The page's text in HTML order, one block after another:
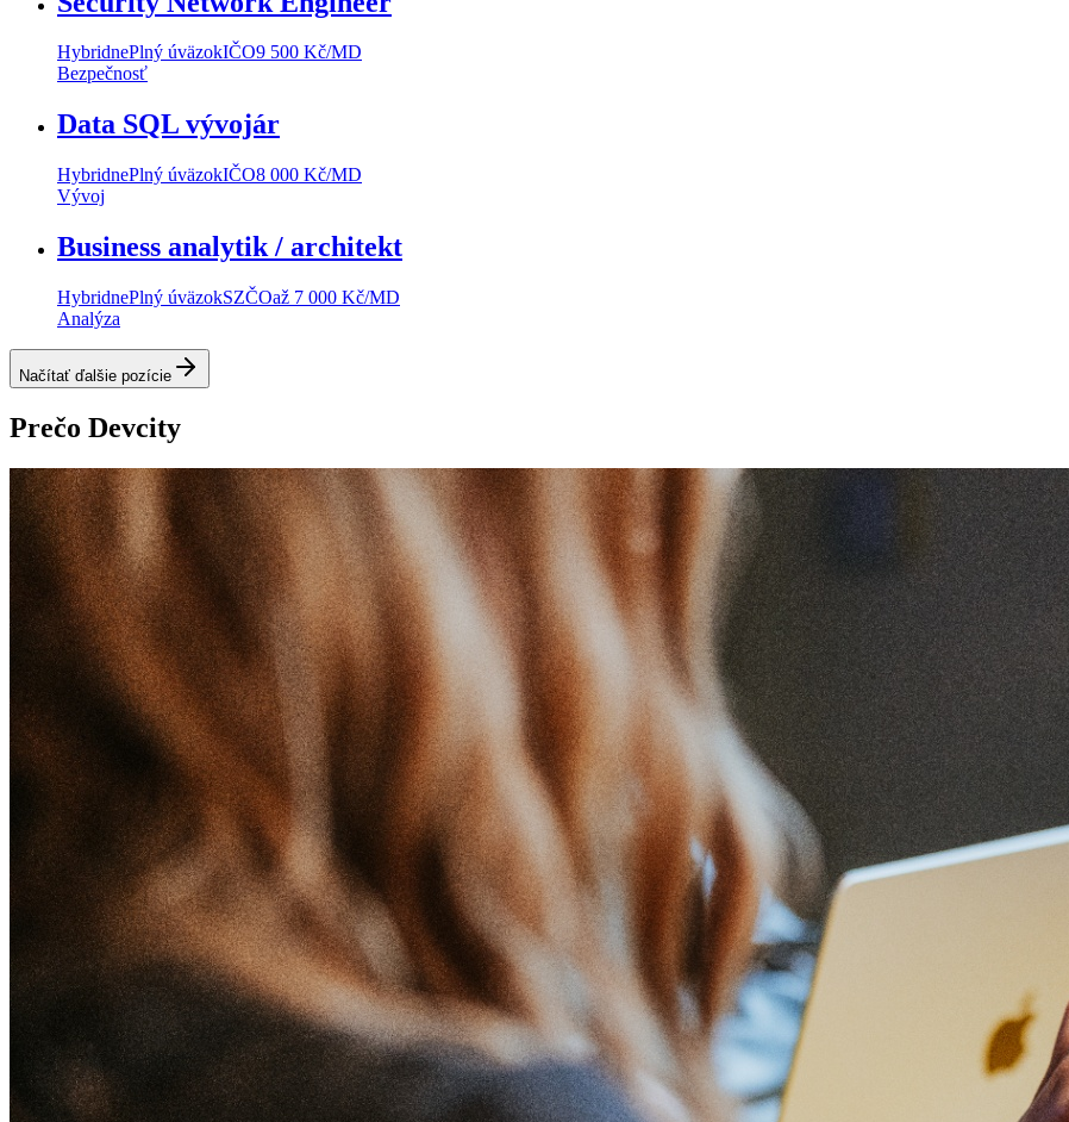
HybridnePlný úväzokIČO9 500 Kč/MD
Bezpečnosť
Data SQL vývojár
HybridnePlný úväzokIČO8 000 Kč/MD
Vývoj
Business analytik / architekt
HybridnePlný úväzokSZČOaž 7 000 Kč/MD
Analýza
Načítať ďalšie pozície
Prečo Devcity